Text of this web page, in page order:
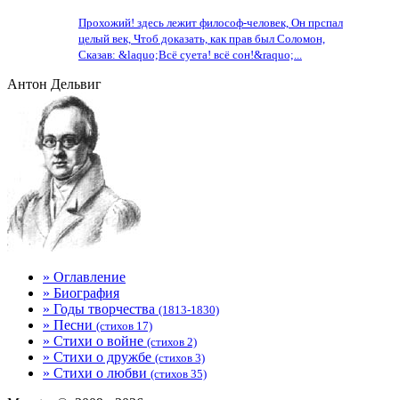
Прохожий! здесь лежит философ-человек, Он прспал
целый век, Чтоб доказать, как прав был Соломон,
Сказав: &laquo;Всё суета! всё сон!&raquo;...
Антон Дельвиг
» Оглавление
» Биография
» Годы творчества (1813-1830)
» Песни (стихов 17)
» Стихи о войне (стихов 2)
» Стихи о дружбе (стихов 3)
» Стихи о любви (стихов 35)